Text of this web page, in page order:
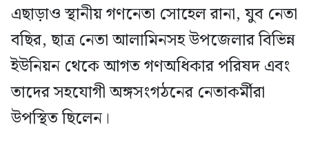
এছাড়াও স্থানীয় গণনেতা সোহেল রানা, যুব নেতা
বছির, ছাত্র নেতা আলামিনসহ উপজেলার বিভিন্ন
ইউনিয়ন থেকে আগত গণঅধিকার পরিষদ এবং
তাদের সহযোগী অঙ্গসংগঠনের নেতাকর্মীরা
উপস্থিত ছিলেন।